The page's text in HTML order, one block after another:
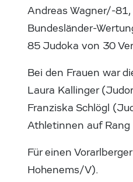
Andreas Wagner/-
Bundesländer-
85 Judoka von 30
Bei den Frauen war
Laura Kallinger
Franziska Schlögl
Athletinnen auf
Für einen
Hohenems/V).